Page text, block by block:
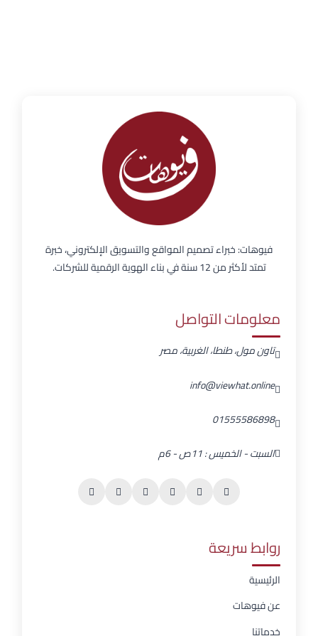
فيوهات: خبراء تصميم المواقع والتسويق الإلكتروني، خبرة
تمتد لأكثر من 12 سنة في بناء الهوية الرقمية للشركات.
معلومات التواصل
تاون مول، طنطا، الغربية، مصر
info@viewhat.online
01555586898
السبت - الخميس : 11ص - 6م
روابط سريعة
الرئيسية
عن فيوهات
خدماتنا